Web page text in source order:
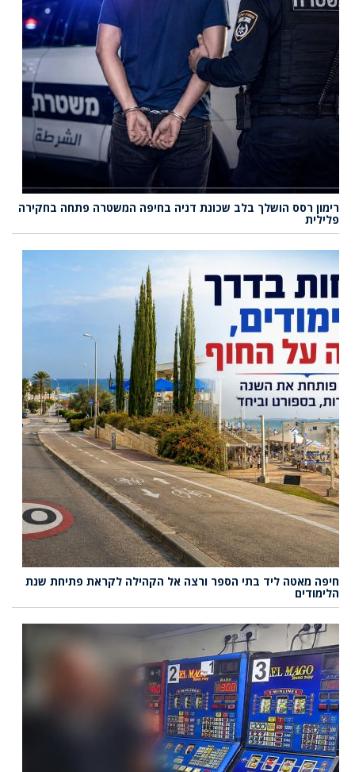
רימון רסס הושלך בלב שכונת דניה בחיפה המשטרה פתחה בחקירה
פלילית
חיפה מאטה ליד בתי הספר ורצה אל הקהילה לקראת פתיחת שנת
הלימודים